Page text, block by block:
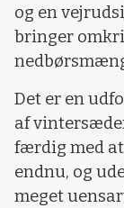
og en
bringer
Det er en
af
færdig med
endnu, og
meget